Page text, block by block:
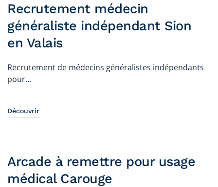
Recrutement médecin
généraliste indépendant Sion
en Valais
Recrutement de médecins généralistes indépendants
pour…
Découvrir
Arcade à remettre pour usage
médical Carouge